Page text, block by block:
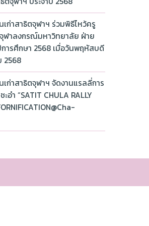
ก่าสาธิตจุฬาฯ ร่วมพิธีไหว้ครู
จุฬาลงกรณ์มหาวิทยาลัย ฝ่าย
การศึกษา 2568 เมื่อวันพฤหัสบดี
2568
ก่าสาธิตจุฬาฯ จัดงานแรลลี่การ
อำ “SATIT CHULA RALLY